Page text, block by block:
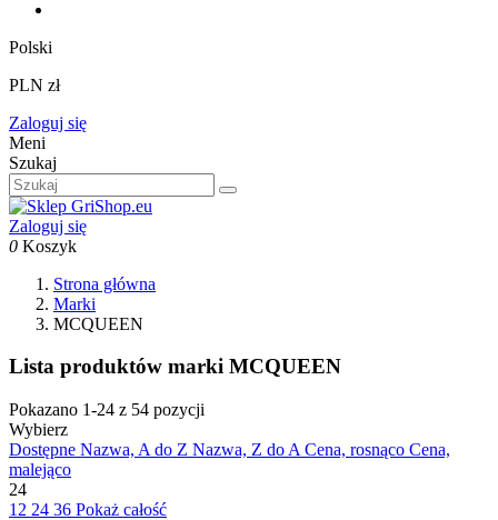
Polski
PLN zł
Zaloguj się
Meni
Szukaj
Zaloguj się
0 Koszyk
Strona główna
Marki
MCQUEEN
Lista produktów marki MCQUEEN
Pokazano 1-24 z 54 pozycji
Wybierz
Dostępne Nazwa, A do Z Nazwa, Z do A Cena, rosnąco Cena,
malejąco
24
12 24 36 Pokaż całość